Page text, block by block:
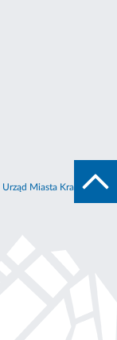
Urząd Miasta Krakowa